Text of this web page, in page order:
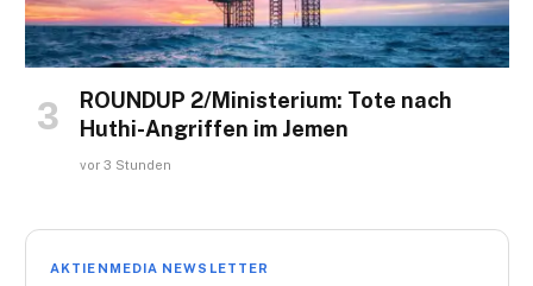
ROUNDUP 2/Ministerium: Tote nach
Huthi-Angriffen im Jemen
vor 3 Stunden
AKTIENMEDIA NEWSLETTER